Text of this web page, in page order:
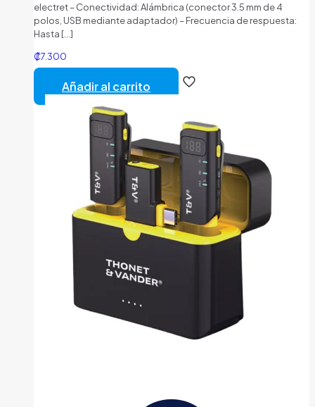
electret – Conectividad: Alámbrica (conector 3.5 mm de 4
polos, USB mediante adaptador) – Frecuencia de respuesta:
Hasta […]
₡7.300
Añadir al carrito